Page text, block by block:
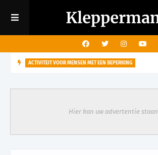
ACTIVITEIT VOOR MENSEN MET EEN BEPERKING
visuele beperking
Hier kan uw advertentie staan